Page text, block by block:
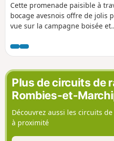
Cette promenade paisible à
bocage avesnois offre de jolis
vue sur la campagne boisée et
découvre au fur et à mesure de
traversée des hameaux
une belle escapade calme, et
saison, colorée aux couleurs de
l’automne ou des fleurs
printanières.
Plus de circuits de
Rombies-et-
Découvrez aussi les circuits
à proximité